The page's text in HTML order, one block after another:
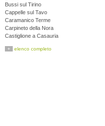
Bussi sul Tirino
Cappelle sul Tavo
Caramanico Terme
Carpineto della Nora
Castiglione a Casauria
Cepagatti
+ elenco completo